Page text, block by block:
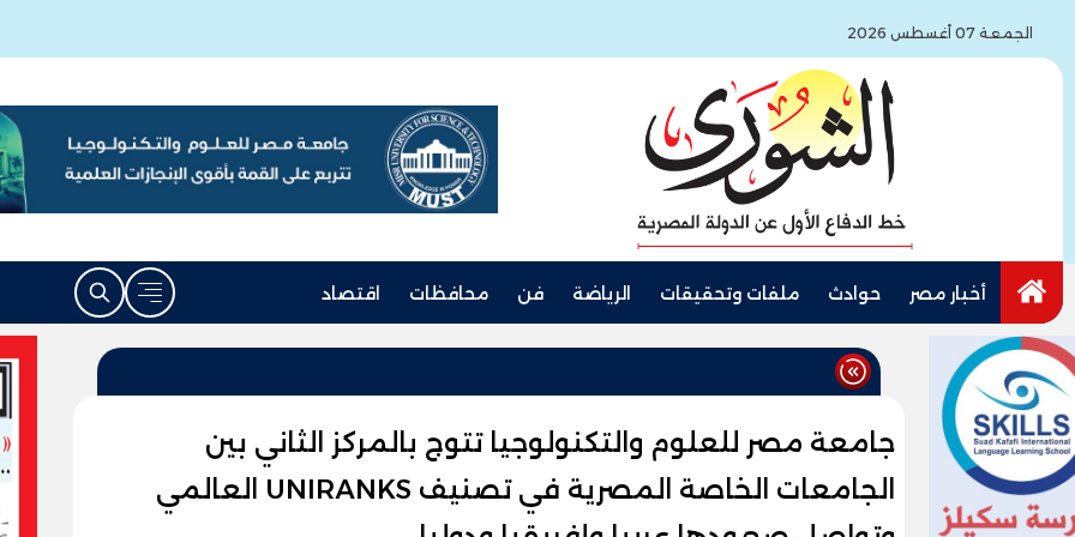
الجمعة 07 أغسطس 2026
أخبار مصر حوادث ملفات وتحقيقات الرياضة فن محافظات اقتصاد
جامعة مصر للعلوم والتكنولوجيا تتوج بالمركز الثاني بين
الجامعات الخاصة المصرية في تصنيف UNIRANKS العالمي